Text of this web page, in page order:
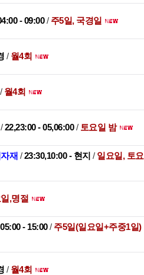
- 09:00/ 주5일, 국경일
/ 월4회
월4회
/22,23:00 - 05,06:00/ 토요일 밤
재 /23:30,10:00 - 현지 / 일요일, 토요
,명절
05:00 - 15:00/ 주5일(일요일+주중1일)
/ 월4회